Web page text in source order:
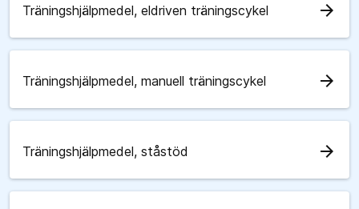
Träningshjälpmedel, eldriven träningscykel arrow_forward
Träningshjälpmedel, manuell träningscykel arrow_forward
Träningshjälpmedel, ståstöd arrow_forward